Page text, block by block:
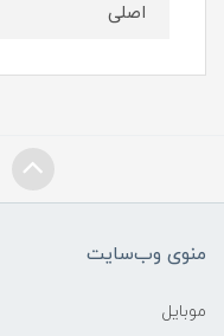
اصلی
منوی وب‌سایت
موبایل